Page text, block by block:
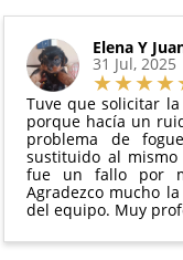
Elena Y
31 Jul, 2025
Tuve que solicitar
porque hacía un
problema de
sustituido al
fue un fallo por
Agradezco mucho
del equipo. Muy